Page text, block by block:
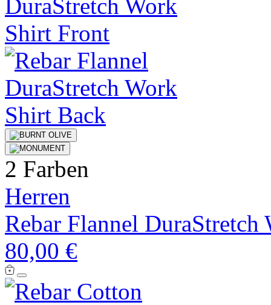
2 Farben
Herren
Rebar Flannel DuraStretch
80,00 €